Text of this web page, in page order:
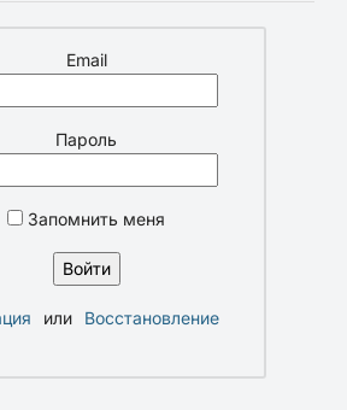
Email
Пароль
Запомнить меня
или
Восстановление